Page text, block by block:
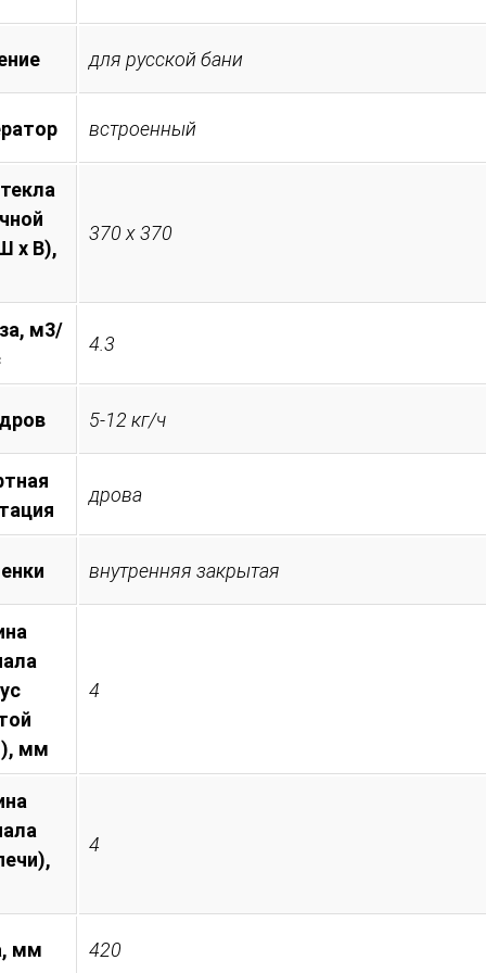
для русской бани
встроенный
х В),
370 х 370
м3/
4.3
5-12 кг/ч
дрова
внутренняя закрытая
мм
4
4
мм 420